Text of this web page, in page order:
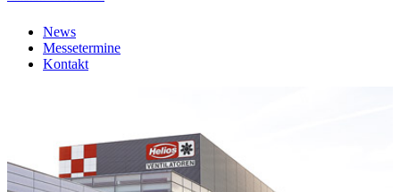
News
Messetermine
Kontakt